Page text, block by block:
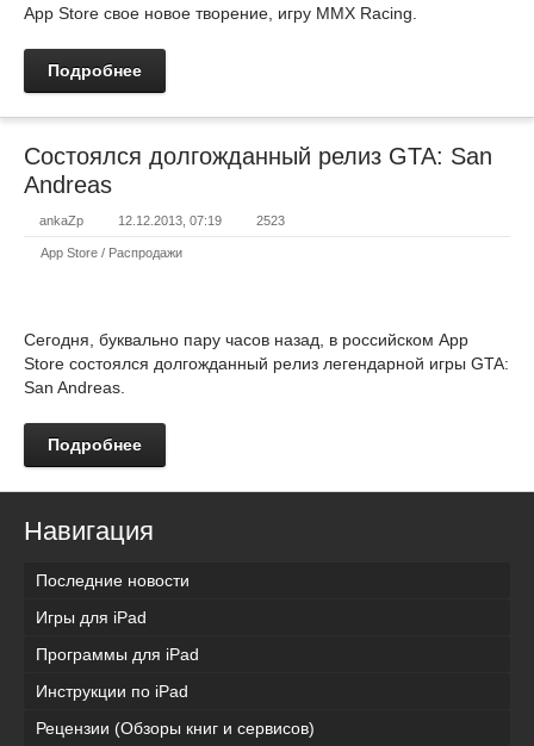
App Store свое новое творение, игру MMX Racing.
Подробнее
Состоялся долгожданный релиз GTA: San
Andreas
ankaZp 12.12.2013, 07:19 2523
App Store / Распродажи
Сегодня, буквально пару часов назад, в российском App
Store состоялся долгожданный релиз легендарной игры GTA:
San Andreas.
Подробнее
Навигация
Последние новости
Игры для iPad
Программы для iPad
Инструкции по iPad
Рецензии (Обзоры книг и сервисов)